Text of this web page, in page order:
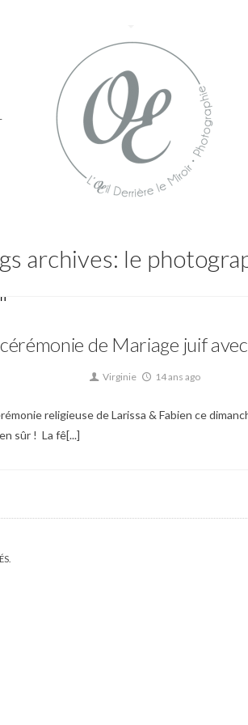
archives: le
de Mariage juif
Virginie 14 ans ago
religieuse de Larissa & Fabien ce
sûr ! La fê[...]